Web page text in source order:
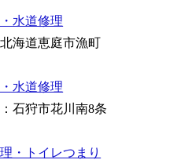
水道修理
海道恵庭市漁町
水道修理
石狩市花川南8条
・トイレつまり